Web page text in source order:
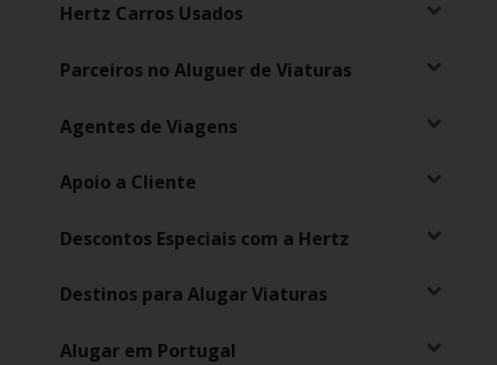
Hertz Carros Usados
Parceiros no Aluguer de Viaturas
Agentes de Viagens
Apoio a Cliente
Descontos Especiais com a Hertz
Destinos para Alugar Viaturas
Alugar em Portugal